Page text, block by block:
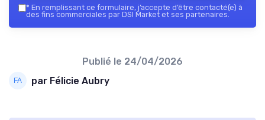
* En remplissant ce formulaire, j’accepte d’être contacté(e) à
des fins commerciales par DSI Market et ses partenaires.
Publié le 24/04/2026
par Félicie Aubry